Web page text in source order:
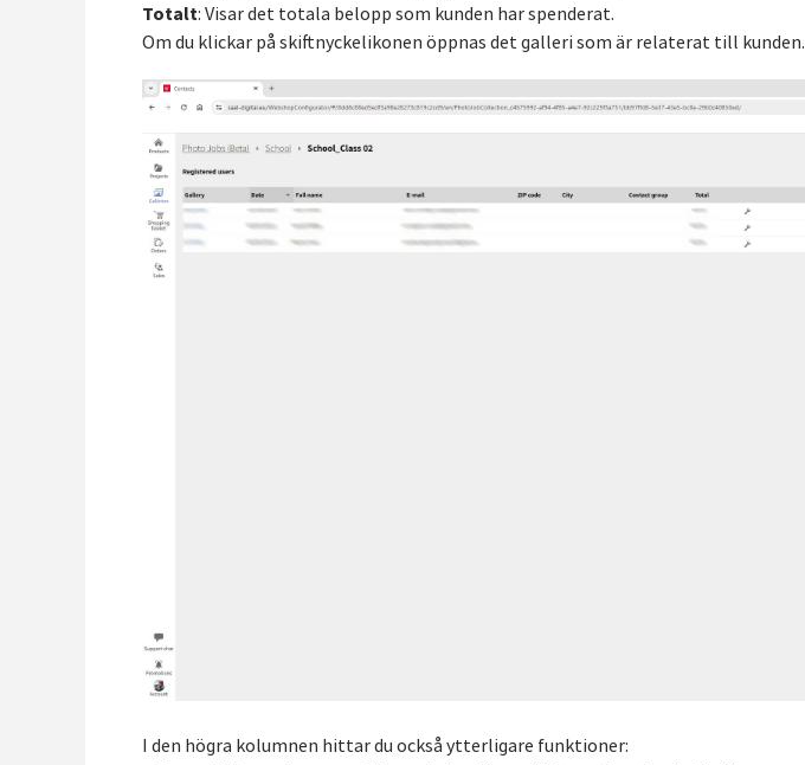
Totalt: Visar det totala belopp som kunden har spenderat.
Om du klickar på skiftnyckelikonen öppnas det galleri som är relaterat till kunden.
I den högra kolumnen hittar du också ytterligare funktioner: